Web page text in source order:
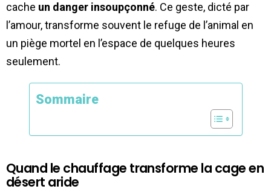
cache un danger insoupçonné. Ce geste, dicté par
l’amour, transforme souvent le refuge de l’animal en
un piège mortel en l’espace de quelques heures
seulement.
Sommaire
Quand le chauffage transforme la cage en
désert aride